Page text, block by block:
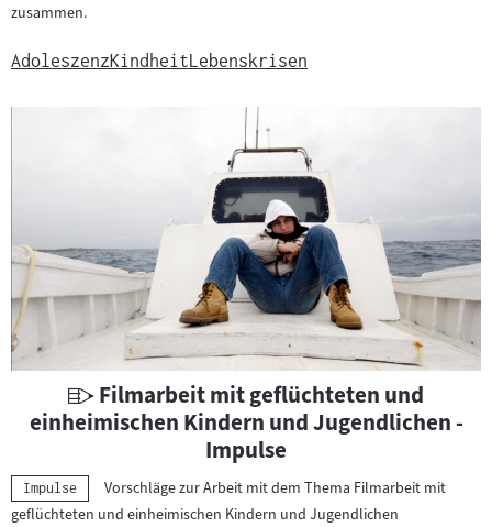
zusammen.
AdoleszenzKindheitLebenskrisen
U
n
e
r
Filmarbeit mit geflüchteten und
einheimischen Kindern und Jugendlichen -
Impulse
Kategorie:
Impulse
Vorschläge zur Arbeit mit dem Thema Filmarbeit mit
geflüchteten und einheimischen Kindern und Jugendlichen